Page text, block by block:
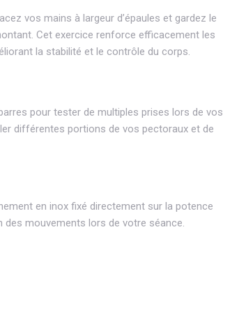
vos mains à largeur d’épaules et gardez le
Cet exercice renforce efficacement les
la stabilité et le contrôle du corps.
pour tester de multiples prises lors de vos
différentes portions de vos pectoraux et de
en inox fixé directement sur la potence
mouvements lors de votre séance.